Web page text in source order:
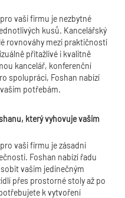
vaši firmu je nezbytné
kusů. Kancelářský
rovnováhy mezi praktičností
přitažlivé i kvalitně
kancelář, konferenční
spolupráci, Foshan nabízí
potřebám.
který vyhovuje vašim
vaši firmu je zásadní
Foshan nabízí řadu
vašim jedinečným
přes prostorné stoly až po
k vytvoření